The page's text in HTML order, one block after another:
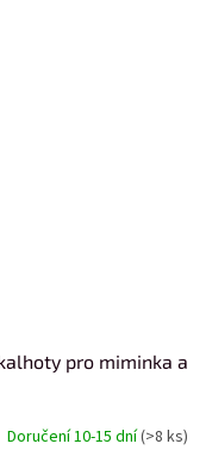
pro miminka a
Doručení 10-15 dní(>8 ks)